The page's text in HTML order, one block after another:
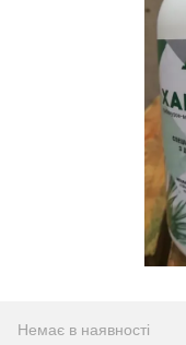
Немає в наявності